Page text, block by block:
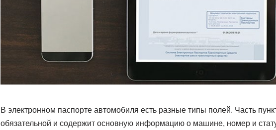
В электронном паспорте автомобиля есть разные типы полей. Часть
обязательной и содержит основную информацию о машине, номер и